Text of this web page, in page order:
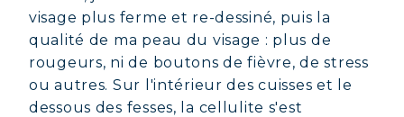
visage plus ferme et re-dessiné, puis la
qualité de ma peau du visage : plus de
rougeurs, ni de boutons de fièvre, de stress
ou autres. Sur l'intérieur des cuisses et le
dessous des fesses, la cellulite s'est